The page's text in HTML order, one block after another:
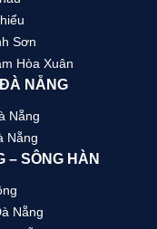
Sơn
Hòa Xuân
NẴNG
Nẵng
Nẵng
– SÔNG HÀN
Nẵng